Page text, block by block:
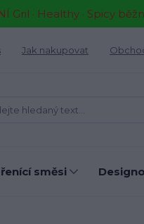
Gril · Healthy · Spicy
Jak nakupovat
směsi